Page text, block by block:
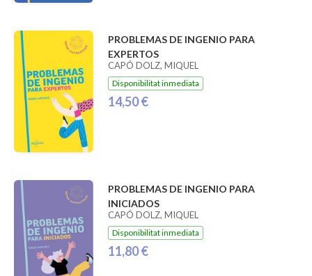
PROBLEMAS DE INGENIO PARA
EXPERTOS
CAPÓ DOLZ, MIQUEL
Disponibilitat inmediata
14,50 €
PROBLEMAS DE INGENIO PARA
INICIADOS
CAPÓ DOLZ, MIQUEL
Disponibilitat inmediata
11,80 €